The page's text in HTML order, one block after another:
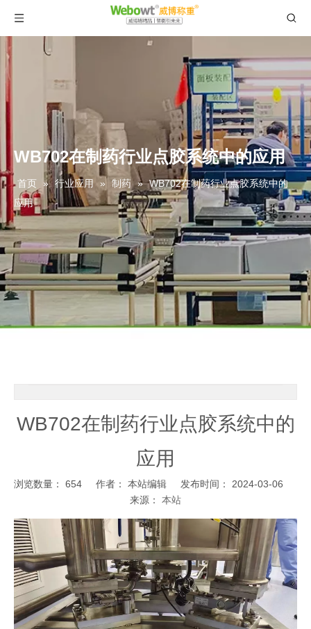
WB702在制药行业点胶系统中的应用
首页 » 行业应用 » 制药 » WB702在制药行业点胶系统中的
应用
WB702在制药行业点胶系统中的
应用
浏览数量： 654 作者： 本站编辑 发布时间： 2024-03-06
来源： 本站